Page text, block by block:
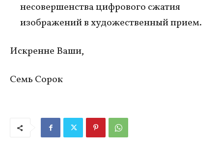
несовершенства цифрового сжатия
изображений в художественный прием.
Искренне Ваши,
Семь Сорок